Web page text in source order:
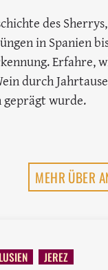
des
in Spanien
Erfahre,
durch
wurde.
Geschichte
MEHR ÜBER
JEREZ